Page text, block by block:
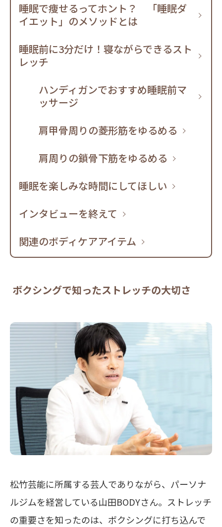
睡眠で痩せるってホント？ 「睡眠ダ
イエット」のメソッドとは
睡眠前に3分だけ！寝ながらできるスト
レッチ
ハンディガンでおすすめ睡眠前マ
ッサージ
肩甲骨周りの菱形筋をゆるめる
肩周りの鎖骨下筋をゆるめる
睡眠を楽しみな時間にしてほしい
インタビューを終えて
関連のボディケアアイテム
ボクシングで知ったストレッチの大切さ
松竹芸能に所属する芸人でありながら、パーソナ
ルジムを経営している山田BODYさん。ストレッチ
の重要さを知ったのは、ボクシングに打ち込んで